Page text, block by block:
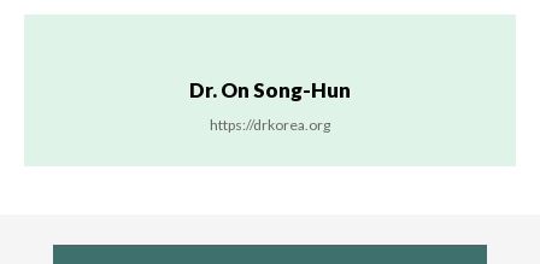
Dr. On Song-Hun
https://drkorea.org